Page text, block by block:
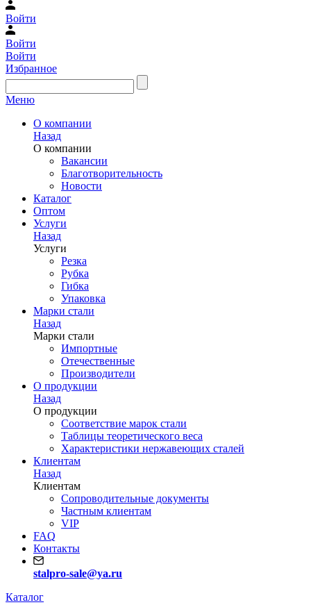
Войти
Войти
Войти
Избранное
Меню
О компании
Назад
О компании
Вакансии
Благотворительность
Новости
Каталог
Оптом
Услуги
Назад
Услуги
Резка
Рубка
Гибка
Упаковка
Марки стали
Назад
Марки стали
Импортные
Отечественные
Производители
О продукции
Назад
О продукции
Соответствие марок стали
Таблицы теоретического веса
Характеристики нержавеющих сталей
Клиентам
Назад
Клиентам
Сопроводительные документы
Частным клиентам
VIP
FAQ
Контакты
stalpro-sale@ya.ru
Каталог